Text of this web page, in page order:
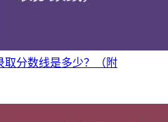
200
200
取分数线是多少？（附